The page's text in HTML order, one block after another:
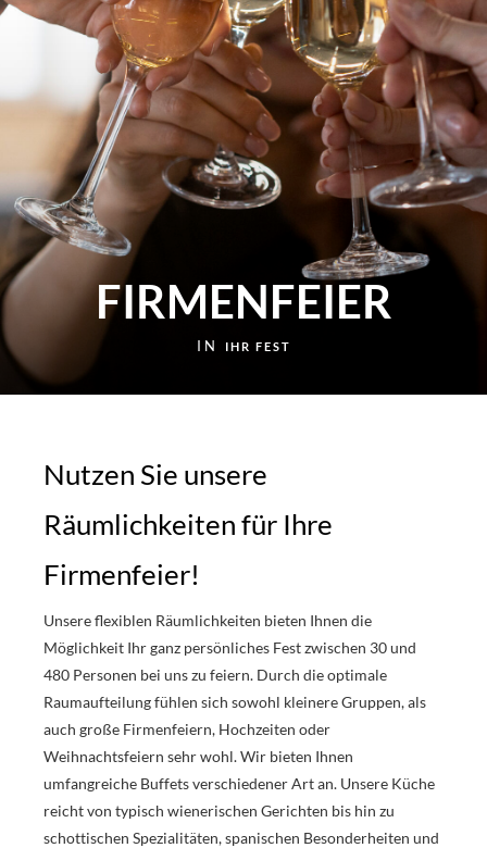
FIRMENFEIER
IN IHR FEST
Nutzen Sie unsere
Räumlichkeiten für Ihre
Firmenfeier!
Unsere flexiblen Räumlichkeiten bieten Ihnen die
Möglichkeit Ihr ganz persönliches Fest zwischen 30 und
480 Personen bei uns zu feiern. Durch die optimale
Raumaufteilung fühlen sich sowohl kleinere Gruppen, als
auch große Firmenfeiern, Hochzeiten oder
Weihnachtsfeiern sehr wohl. Wir bieten Ihnen
umfangreiche Buffets verschiedener Art an. Unsere Küche
reicht von typisch wienerischen Gerichten bis hin zu
schottischen Spezialitäten, spanischen Besonderheiten und